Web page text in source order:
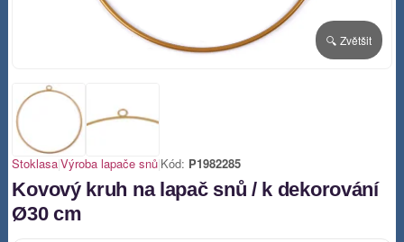
🔍 Zvětšit
Stoklasa|Výroba lapače snů|Kód: P1982285
Kovový kruh na lapač snů / k dekorování
Ø30 cm